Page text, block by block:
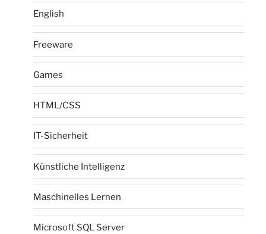
English
Freeware
Games
HTML/CSS
IT-Sicherheit
Künstliche Intelligenz
Maschinelles Lernen
Microsoft SQL Server